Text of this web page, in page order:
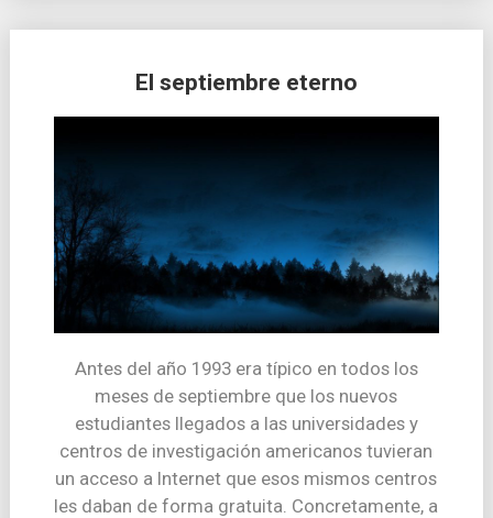
El septiembre eterno
Antes del año 1993 era típico en todos los
meses de septiembre que los nuevos
estudiantes llegados a las universidades y
centros de investigación americanos tuvieran
un acceso a Internet que esos mismos centros
les daban de forma gratuita. Concretamente, a